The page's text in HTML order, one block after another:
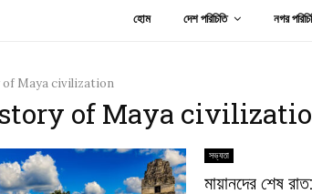
হোম দেশ পরিচিতি নগর
Maya civilization
of Maya
সভ্যতা
মায়ানদের শেষ